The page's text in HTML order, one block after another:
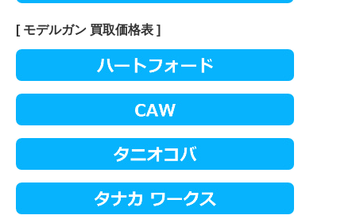
[ モデルガン 買取価格表 ]